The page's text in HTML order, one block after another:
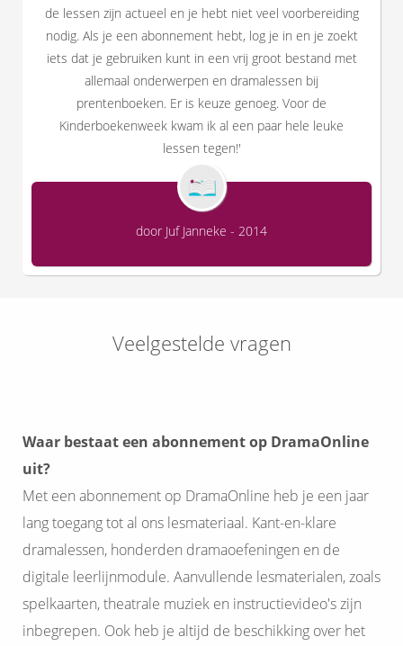
de lessen zijn actueel en je hebt niet veel voorbereiding
nodig. Als je een abonnement hebt, log je in en je zoekt
iets dat je gebruiken kunt in een vrij groot bestand met
allemaal onderwerpen en dramalessen bij
prentenboeken. Er is keuze genoeg. Voor de
Kinderboekenweek kwam ik al een paar hele leuke
lessen tegen!'
door Juf Janneke - 2014
Veelgestelde vragen
Waar bestaat een abonnement op DramaOnline
uit?
Met een abonnement op DramaOnline heb je een jaar
lang toegang tot al ons lesmateriaal. Kant-en-klare
dramalessen, honderden dramaoefeningen en de
digitale leerlijnmodule. Aanvullende lesmaterialen, zoals
spelkaarten, theatrale muziek en instructievideo's zijn
inbegrepen. Ook heb je altijd de beschikking over het